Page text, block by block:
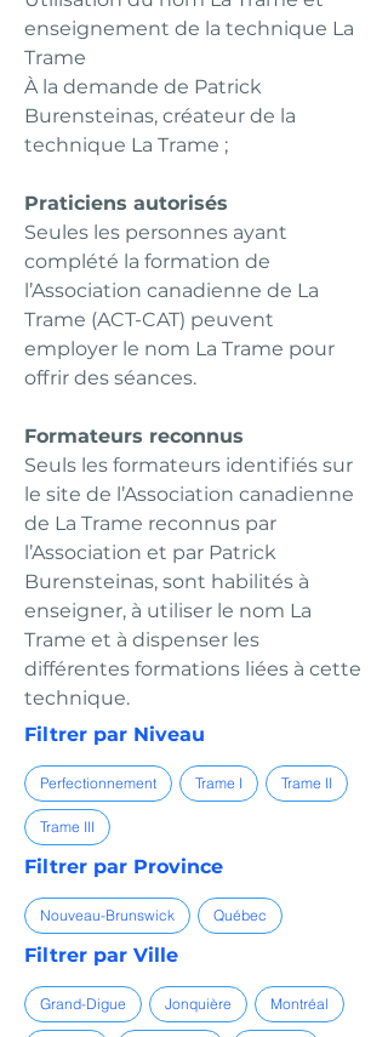
enseignement de la technique La
Trame
À la demande de Patrick
Burensteinas, créateur de la
technique La Trame ;
Praticiens autorisés
Seules les personnes ayant
complété la formation de
l’Association canadienne de La
Trame (ACT-CAT) peuvent
employer le nom La Trame pour
offrir des séances.
Formateurs reconnus​
Seuls les formateurs identifiés sur
le site de l’Association canadienne
de La Trame reconnus par
l’Association et par Patrick
Burensteinas, sont habilités à
enseigner, à utiliser le nom La
Trame et à dispenser les
différentes formations liées à cette
technique.
Filtrer par Niveau
Perfectionnement Trame I Trame II
Trame III
Filtrer par Province
Nouveau-Brunswick Québec
Filtrer par Ville
Grand-Digue Jonquière Montréal